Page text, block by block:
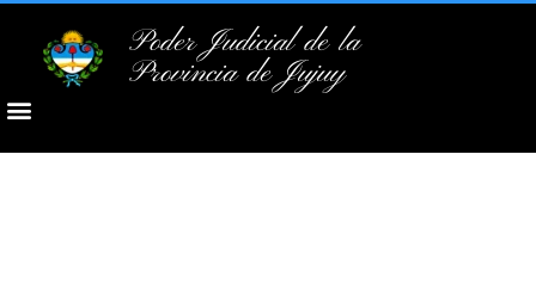
Poder Judicial de la
Provincia de Jujuy